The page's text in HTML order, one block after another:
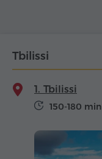
Tbilissi
1. Tbilissi
150-180 min